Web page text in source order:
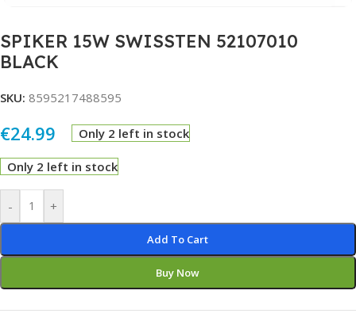
SPIKER 15W SWISSTEN 52107010
BLACK
SKU: 8595217488595
€24.99 Only 2 left in stock
Only 2 left in stock
- +
Add To Cart
Buy Now
Alternative: